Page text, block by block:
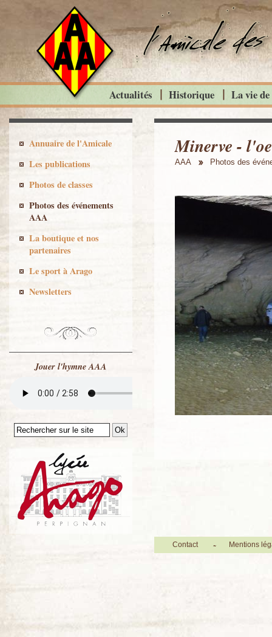
Minerve -
AAA Photos des
Actualités Historique La vie
Annuaire de l'Amicale
Les publications
Photos de classes
Photos des événements
AAA
La boutique et nos
partenaires
Le sport à Arago
Newsletters
Jouer l'hymne AAA
Contact Mentions